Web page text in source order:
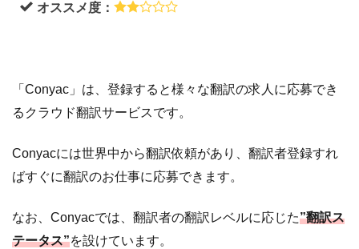
オススメ度：
「Conyac」は、登録すると様々な翻訳の求人に応募でき
るクラウド翻訳サービスです。
Conyacには世界中から翻訳依頼があり、翻訳者登録すれ
ばすぐに翻訳のお仕事に応募できます。
なお、Conyacでは、翻訳者の翻訳レベルに応じた”翻訳ス
テータス”を設けています。